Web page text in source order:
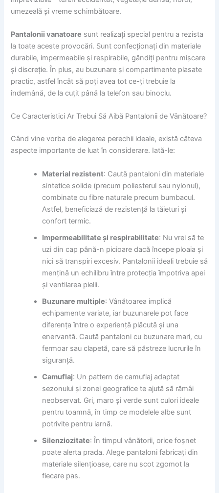
umezeală și vreme schimbătoare.
Pantalonii vanatoare sunt realizați special pentru a rezista
la toate aceste provocări. Sunt confecționați din materiale
durabile, impermeabile și respirabile, gândiți pentru mișcare
și discreție. În plus, au buzunare și compartimente plasate
practic, astfel încât să poți avea tot ce-ți trebuie la
îndemână, de la cuțit până la telefon sau binoclu.
Ce Caracteristici Ar Trebui Să Aibă Pantalonii de Vânătoare?
Când vine vorba de alegerea perechii ideale, există câteva
aspecte importante de luat în considerare. Iată-le:
Material rezistent: Caută pantaloni din materiale
sintetice solide (precum poliesterul sau nylonul),
combinate cu fibre naturale precum bumbacul.
Astfel, beneficiază de rezistență la tăieturi și
confort termic.
Impermeabilitate și respirabilitate: Nu vrei să te
uzi din cap până-n picioare dacă începe ploaia și
nici să transpiri excesiv. Pantalonii ideali trebuie să
mențină un echilibru între protecția împotriva apei
și ventilarea pielii.
Buzunare multiple: Vânătoarea implică
echipamente variate, iar buzunarele pot face
diferența între o experiență plăcută și una
enervantă. Caută pantaloni cu buzunare mari, cu
fermoar sau clapetă, care să păstreze lucrurile în
siguranță.
Camuflaj: Un pattern de camuflaj adaptat
sezonului și zonei geografice te ajută să rămâi
neobservat. Gri, maro și verde sunt culori ideale
pentru toamnă, în timp ce modelele albe sunt
potrivite pentru iarnă.
Silenziozitate: În timpul vânătorii, orice foșnet
poate alerta prada. Alege pantaloni fabricați din
materiale silențioase, care nu scot zgomot la
fiecare pas.